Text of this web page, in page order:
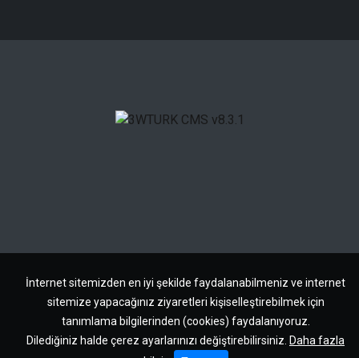
İnternet sitemizden en iyi şekilde faydalanabilmeniz ve internet
sitemize yapacağınız ziyaretleri kişiselleştirebilmek için
tanımlama bilgilerinden (cookies) faydalanıyoruz.
Dilediğiniz halde çerez ayarlarınızı değiştirebilirsiniz. Daha fazla